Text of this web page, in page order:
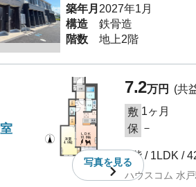
築年月 2027年1月
構造
鉄骨造
階数
地上2階
写真を見る
7.2万円
(共
敷 1ヶ月
保 －
1階 / 1LDK /
ハウスコム 水